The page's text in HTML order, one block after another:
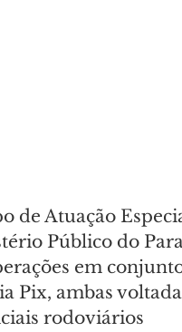
de Atuação
Público do
em
Pix, ambas
rodoviários